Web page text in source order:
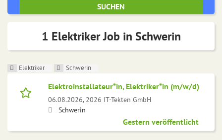
1 Elektriker Job in Schwerin
Elektriker Schwerin
Elektroinstallateur*in, Elektriker*in (m/w/d)
06.08.2026, 2026 IT-Tekten GmbH
Schwerin
Gestern veröffentlicht